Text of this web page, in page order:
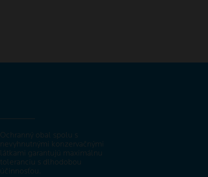
Ochranný obal spolu s
nevyhnutnými konzervačnými
látkami garantujú maximálnu
toleranciu s dlhodobou
účinnosťou.